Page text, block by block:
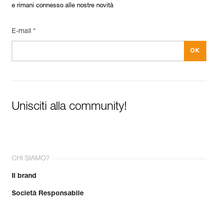
e rimani connesso alle nostre novità
E-mail *
Unisciti alla community!
CHI SIAMO?
Il brand
Società Responsabile